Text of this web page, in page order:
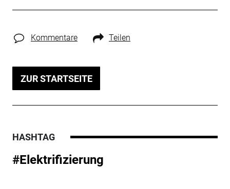
Kommentare Teilen
ZUR STARTSEITE
HASHTAG
#Elektrifizierung